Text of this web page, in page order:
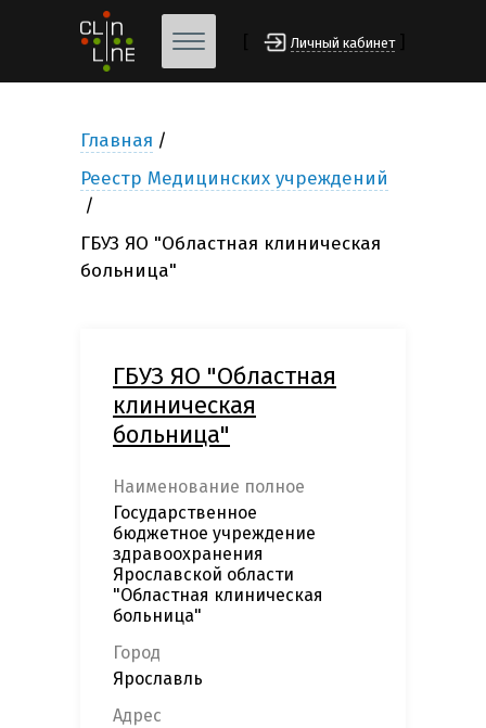
Личный кабинет
Главная
Реестр Медицинских учреждений
ГБУЗ ЯО "Областная клиническая
больница"
ГБУЗ ЯО "Областная
клиническая
больница"
Наименование полное
Государственное
бюджетное учреждение
здравоохранения
Ярославской области
"Областная клиническая
больница"
Город
Ярославль
Адрес